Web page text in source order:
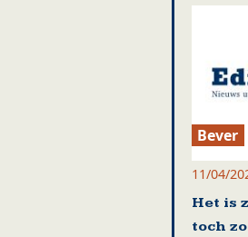
Bever
11/04/
Het is
toch